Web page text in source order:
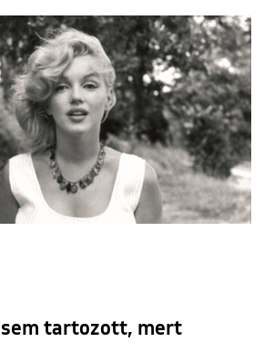
tartozott, mert